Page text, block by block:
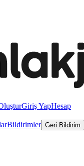
Giriş YapHesap
Bildirimler Geri Bildirim